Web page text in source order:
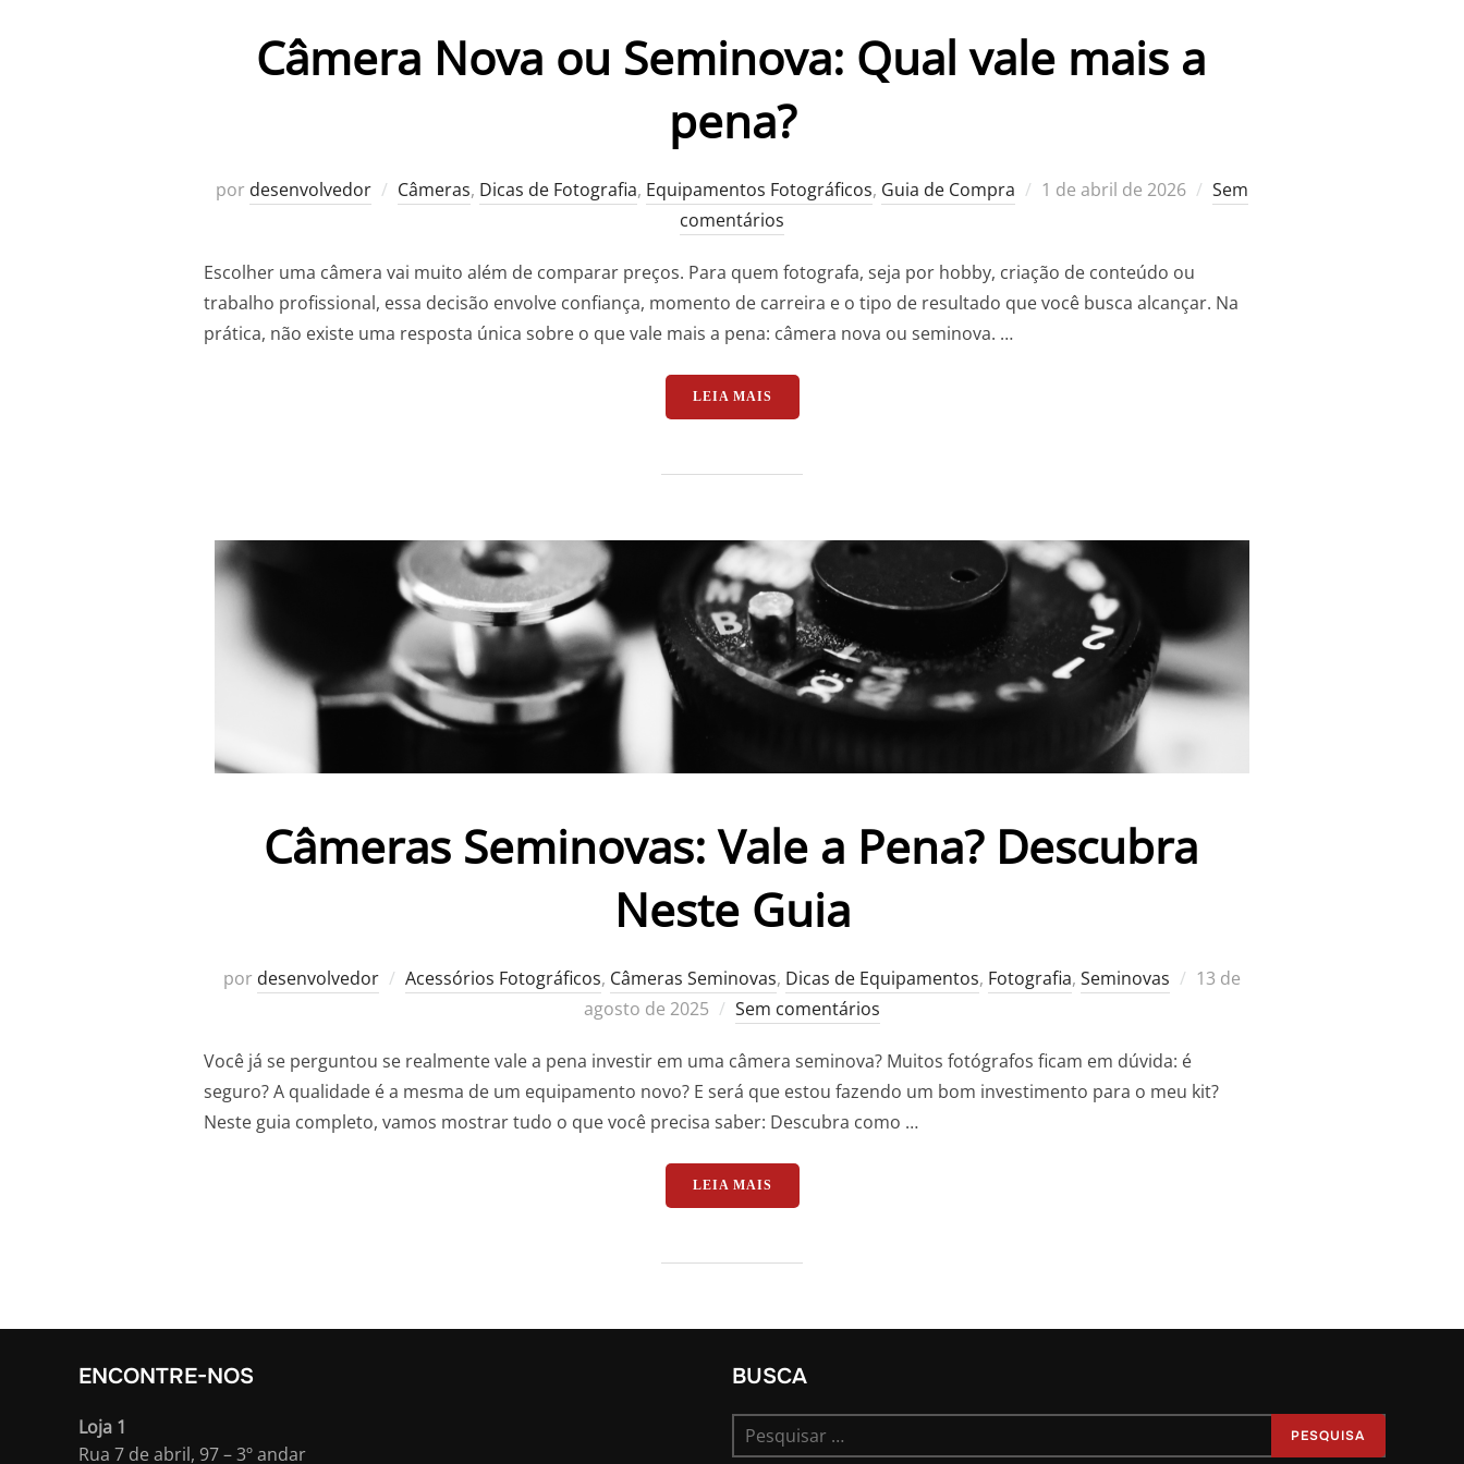
Câmera Nova ou Seminova: Qual vale mais a
pena?
por desenvolvedor Câmeras, Dicas de Fotografia, Equipamentos Fotográficos, Guia de Compra
Postado
1 de abril de 2026
Sem
comentários
Escolher uma câmera vai muito além de comparar preços. Para quem fotografa, seja por hobby, criação de conteúdo ou
trabalho profissional, essa decisão envolve confiança, momento de carreira e o tipo de resultado que você busca alcançar. Na
prática, não existe uma resposta única sobre o que vale mais a pena: câmera nova ou seminova. …
LEIA MAIS“CÂMERA NOVA OU SEMINOVA: QUAL VALE MAIS A PENA?”
Câmeras Seminovas: Vale a Pena? Descubra
Neste Guia
por desenvolvedor Acessórios Fotográficos, Câmeras Seminovas, Dicas de Equipamentos, Fotografia, Seminovas
Postado
13 de
agosto de 2025
Sem comentários
Você já se perguntou se realmente vale a pena investir em uma câmera seminova? Muitos fotógrafos ficam em dúvida: é
seguro? A qualidade é a mesma de um equipamento novo? E será que estou fazendo um bom investimento para o meu kit?
Neste guia completo, vamos mostrar tudo o que você precisa saber: Descubra como …
LEIA MAIS“CÂMERAS SEMINOVAS: VALE A PENA? DESCUBRA NESTE GUIA”
ENCONTRE-NOS
Loja 1
Rua 7 de abril, 97 – 3º andar
BUSCA
Pesquisar
por:
PESQUISA